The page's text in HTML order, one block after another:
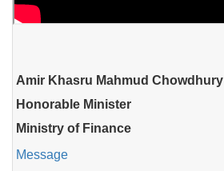
Amir Khasru Mahmud Chowdhury
Honorable Minister
Ministry of Finance
Message